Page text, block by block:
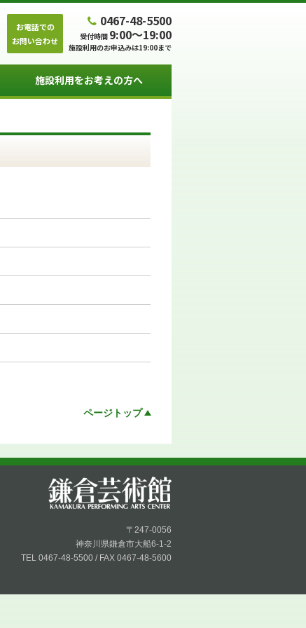
お電話での
お問い合わせ
0467-48-5500
受付時間 9:00～19:00
施設利用のお申込みは19:00まで
施設利用をお考えの方へ
ページトップ
〒247-0056
神奈川県鎌倉市大船6-1-2
TEL 0467-48-5500 / FAX 0467-48-5600